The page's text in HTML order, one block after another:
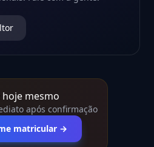
hoje mesmo
após confirmação
matricular →